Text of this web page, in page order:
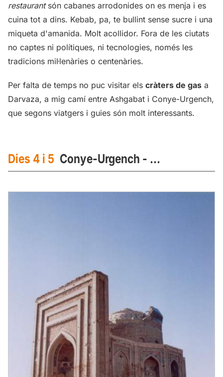
restaurantsón cabanes arrodonides on es menja i es
cuina tot a dins. Kebab, pa, te bullint sense sucre i una
miqueta d'amanida. Molt acollidor. Fora de les ciutats
no captes ni polítiques, ni tecnologies, només les
tradicions mil·lenàries o centenàries.
Per falta de temps no puc visitar els cràters de gas a
Darvaza, a mig camí entre Ashgabat i Conye-Urgench,
que segons viatgers i guies són molt interessants.
Dies 4 i 5 Conye-Urgench - ...